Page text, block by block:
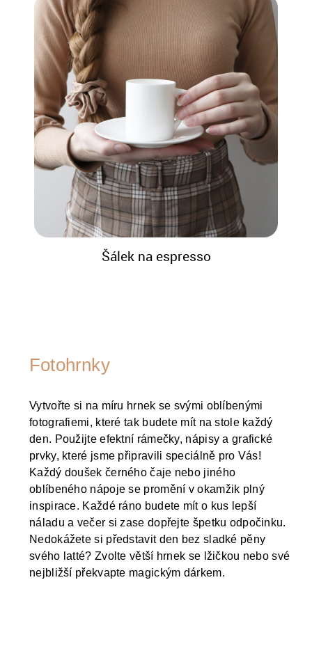
Šálek na espresso
Fotohrnky
Vytvořte si na míru hrnek se svými oblíbenými
fotografiemi, které tak budete mít na stole každý
den. Použijte efektní rámečky, nápisy a grafické
prvky, které jsme připravili speciálně pro Vás!
Každý doušek černého čaje nebo jiného
oblíbeného nápoje se promění v okamžik plný
inspirace. Každé ráno budete mít o kus lepší
náladu a večer si zase dopřejte špetku odpočinku.
Nedokážete si představit den bez sladké pěny
svého latté? Zvolte větší hrnek se lžičkou nebo své
nejbližší překvapte magickým dárkem.